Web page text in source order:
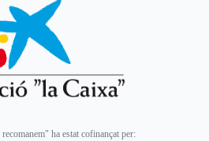
ha estat cofinançat per: